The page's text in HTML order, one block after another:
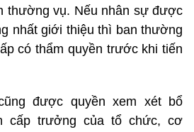
thường vụ. Nếu nhân sự được
nhất giới thiệu thì ban thường
có thẩm quyền trước khi tiến
được quyền xem xét bổ
cấp trưởng của tổ chức, cơ